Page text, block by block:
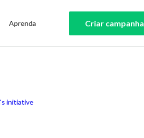
Aprenda Criar campanha